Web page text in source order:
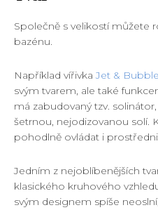
Společně s velikostí můžete
bazénu.
Například vířivkaJet &
svým tvarem, ale také
má zabudovaný tzv.
šetrnou, nejodizovanou solí.
pohodlně ovládat i
Jedním z nejoblíbenějších
klasického kruhového
svým designem spíše